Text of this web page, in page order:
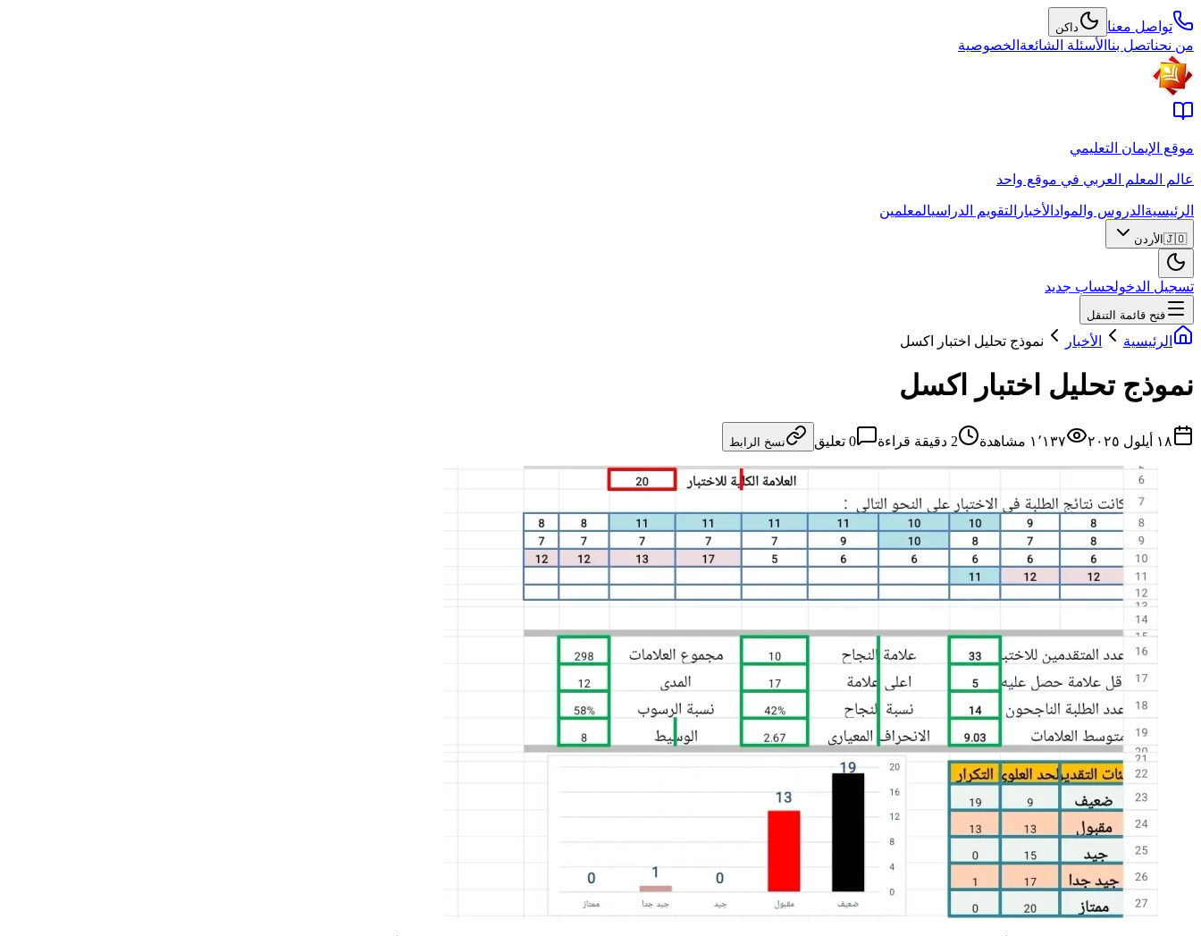
تواصل معنا داكن
من نحناتصل بنا الأسئلة الشائعة الخصوصية
موقع الإيمان التعليمي
عالم المعلم العربي في موقع واحد
الرئيسية الدروس والمواد الأخبار التقويم الدراسيالمعلمين
🇯🇴 الأردن
تسجيل الدخولحساب جديد
فتح قائمة التنقل
الرئيسية الأخبار نموذج تحليل اختبار اكسل
نموذج تحليل اختبار اكسل
١٨ أيلول ٢٠٢٥ ١٬١٣٧ مشاهدة 2 دقيقة قراءة 0 تعليق نسخ الرابط